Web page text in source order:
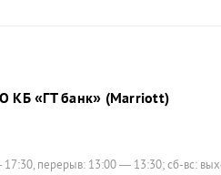
КБ «ГТ банк» (Marriott)
перерыв: 13:00 — 13:30; сб-вс: